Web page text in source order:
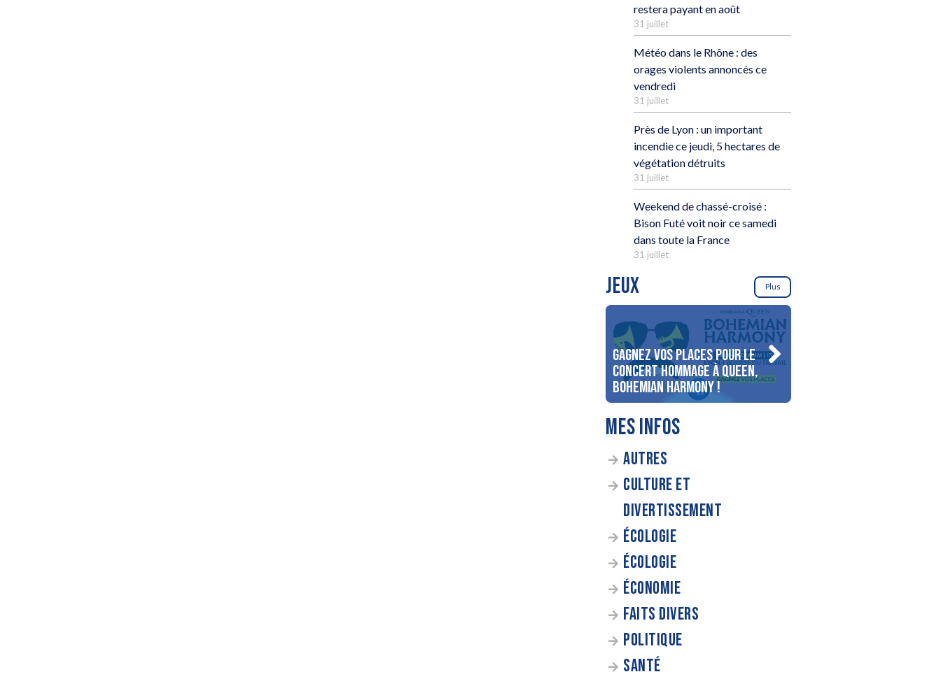
restera payant en août
31 juillet
Météo dans le Rhône : des
orages violents annoncés ce
vendredi
31 juillet
Près de Lyon : un important
incendie ce jeudi, 5 hectares de
végétation détruits
31 juillet
Weekend de chassé-croisé :
Bison Futé voit noir ce samedi
dans toute la France
31 juillet
JEUX Plus
Gagnez vos places pour le
concert Hommage à Queen,
Bohemian Harmony !
MES INFOS
AUTRES
CULTURE ET
DIVERTISSEMENT
ÉCOLOGIE
ÉCOLOGIE
ÉCONOMIE
FAITS DIVERS
POLITIQUE
SANTÉ